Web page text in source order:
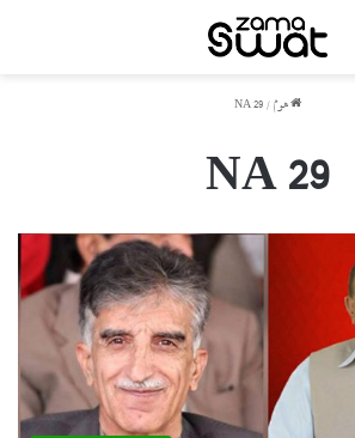
ھوم/
NA 29
NA 29